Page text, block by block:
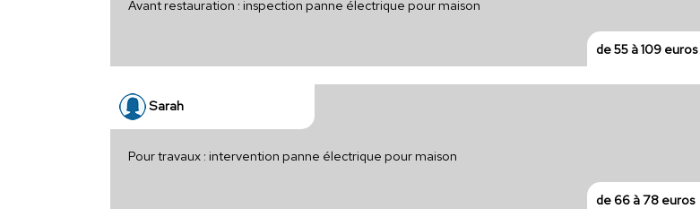
Avant restauration : inspection panne électrique pour maison
de 55 à 109 euros
Sarah
Pour travaux : intervention panne électrique pour maison
de 66 à 78 euros